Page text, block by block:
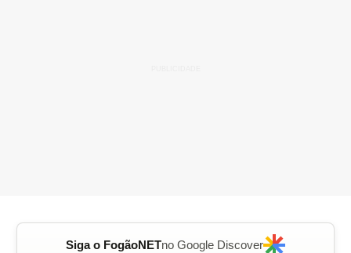
Siga o FogãoNETno Google Discover